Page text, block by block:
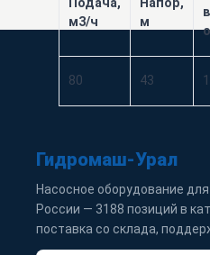
м3/ч
м
80 43
Гидромаш-Урал
Насосное оборудование
России — 3188 позиций в
поставка со склада,